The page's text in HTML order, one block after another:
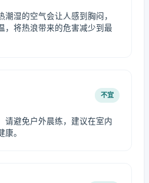
湿的空气会让人感到胸闷，
，将热浪带来的危害减少到最
不宜
请避免户外晨练，建议在室内
。